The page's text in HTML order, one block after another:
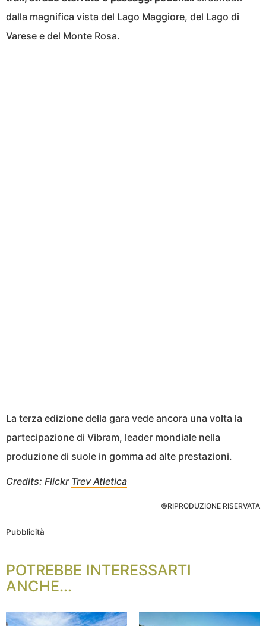
dalla magnifica vista del Lago Maggiore, del Lago di
Varese e del Monte Rosa.
La terza edizione della gara vede ancora una volta la
partecipazione di Vibram, leader mondiale nella
produzione di suole in gomma ad alte prestazioni.
Credits: Flickr Trev Atletica
©RIPRODUZIONE RISERVATA
Pubblicità
POTREBBE INTERESSARTI
ANCHE...